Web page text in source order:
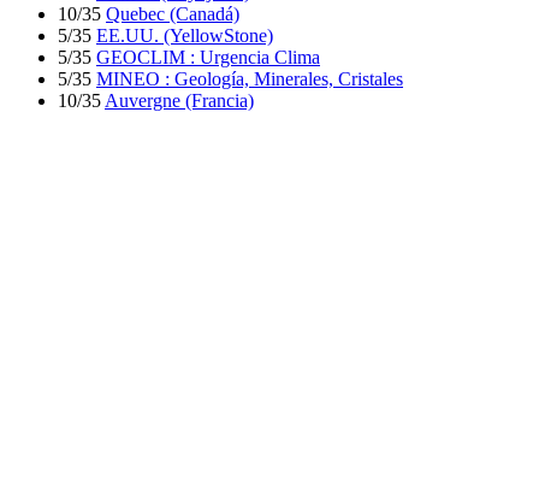
10/35 Quebec (Canadá)
5/35 EE.UU. (YellowStone)
5/35 GEOCLIM : Urgencia Clima
5/35 MINEO : Geología, Minerales, Cristales
10/35 Auvergne (Francia)